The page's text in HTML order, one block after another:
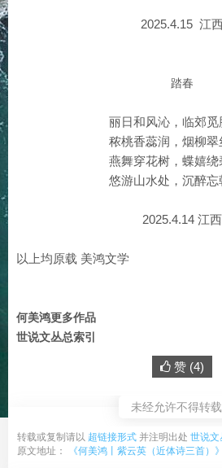
2025.4.15 江
踏春
丽日和风沁，临郊觅
秾桃香蕊润，烟柳翠
燕舞穿花树，蝶嬉绕
悠游山水处，沉醉忘
2025.4.14 江西
以上均原载 美鸿文学
何美鸿更多作品
世说文丛总索引
赞 (4)
未经允许不得转载
转载或复制请以 超链接形式 并注明出处 世说文
原文地址：
《何美鸿丨紫云英（近体诗三首）》